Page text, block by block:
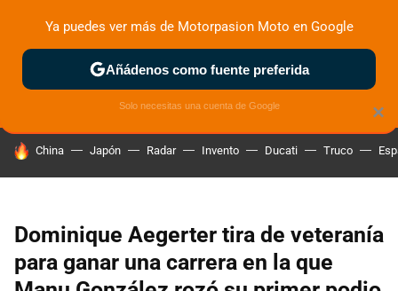
ZONA DE PRUEBAS DEPORTIVAS MOTOS ELÉCTRICAS
HOY SE HABLA DE
China Japón Radar Invento Ducati Truco
Dominique Aegerter tira de veteranía
para ganar una carrera en la que
×
Ya puedes ver más de Motorpasion Moto en Google
Añádenos como fuente preferida
Solo necesitas una cuenta de Google